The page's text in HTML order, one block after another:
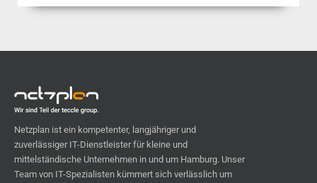
Netzplan ist ein kompetenter, langjähriger und
zuverlässiger IT-Dienstleister für kleine und
mittelständische Unternehmen in und um Hamburg. Unser
Team von IT-Spezialisten kümmert sich ver­läss­lich um